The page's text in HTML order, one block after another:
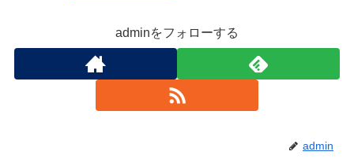
adminをフォローする
admin